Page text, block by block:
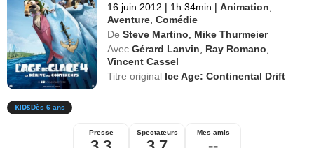
16 juin 2012 | 1h 34min | Animation
Aventure ,Comédie
De Steve Martino
Mike Thurmeier
Avec Gérard Lanvin Ray Romano
Vincent Cassel
Titre original Ice Age: Continental Drift
Dès 6 ans
Presse Spectateurs Mes amis